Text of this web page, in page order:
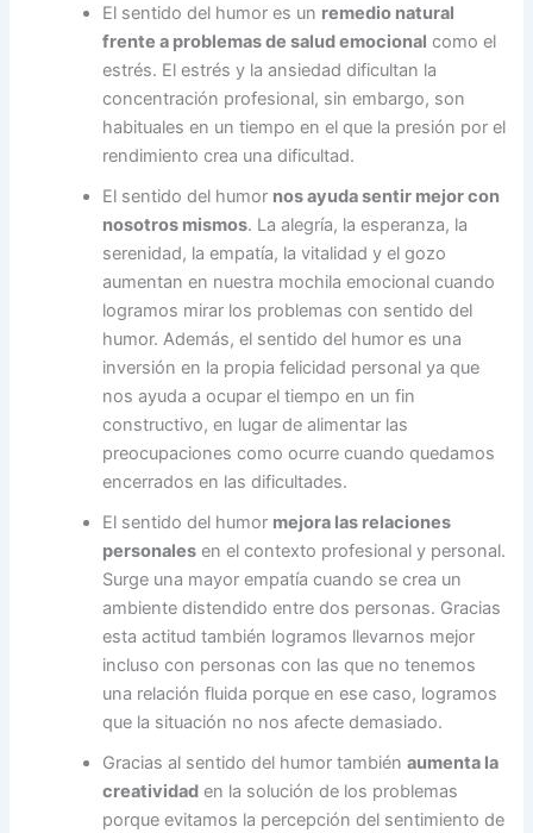
El sentido del humor es un remedio natural
frente a problemas de salud emocional como el
estrés. El estrés y la ansiedad dificultan la
concentración profesional, sin embargo, son
habituales en un tiempo en el que la presión por el
rendimiento crea una dificultad.
El sentido del humor nos ayuda sentir mejor con
nosotros mismos. La alegría, la esperanza, la
serenidad, la empatía, la vitalidad y el gozo
aumentan en nuestra mochila emocional cuando
logramos mirar los problemas con sentido del
humor. Además, el sentido del humor es una
inversión en la propia felicidad personal ya que
nos ayuda a ocupar el tiempo en un fin
constructivo, en lugar de alimentar las
preocupaciones como ocurre cuando quedamos
encerrados en las dificultades.
El sentido del humor mejora las relaciones
personales en el contexto profesional y personal.
Surge una mayor empatía cuando se crea un
ambiente distendido entre dos personas. Gracias
esta actitud también logramos llevarnos mejor
incluso con personas con las que no tenemos
una relación fluida porque en ese caso, logramos
que la situación no nos afecte demasiado.
Gracias al sentido del humor tambiénaumenta la
creatividad en la solución de los problemas
porque evitamos la percepción del sentimiento de